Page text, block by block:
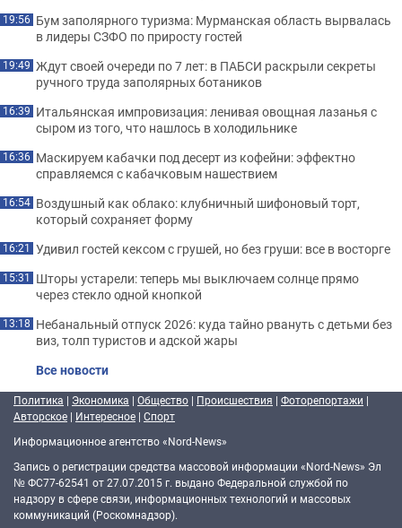
19:56 Бум заполярного туризма: Мурманская область вырвалась
в лидеры СЗФО по приросту гостей
19:49 Ждут своей очереди по 7 лет: в ПАБСИ раскрыли секреты
ручного труда заполярных ботаников
16:39 Итальянская импровизация: ленивая овощная лазанья с
сыром из того, что нашлось в холодильнике
16:36 Маскируем кабачки под десерт из кофейни: эффектно
справляемся с кабачковым нашествием
16:54 Воздушный как облако: клубничный шифоновый торт,
который сохраняет форму
16:21 Удивил гостей кексом с грушей, но без груши: все в восторге
15:31 Шторы устарели: теперь мы выключаем солнце прямо
через стекло одной кнопкой
13:18 Небанальный отпуск 2026: куда тайно рвануть с детьми без
виз, толп туристов и адской жары
Все новости
Политика | Экономика | Общество | Происшествия | Фоторепортажи |
Авторское | Интересное | Спорт
Информационное агентство «Nord-News»
Запись о регистрации средства массовой информации «Nord-News» Эл
№ ФС77-62541 от 27.07.2015 г. выдано Федеральной службой по
надзору в сфере связи, информационных технологий и массовых
коммуникаций (Роскомнадзор).